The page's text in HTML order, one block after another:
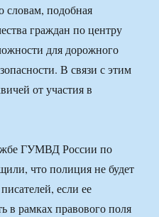
словам, подобная
граждан по центру
для дорожного
В связи с этим
от участия в
ГУМВД России по
что полиция не будет
если ее
в рамках правового поля